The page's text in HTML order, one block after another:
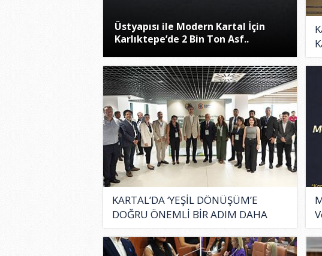
Üstyapısı ile Modern Kartal İçin
Karlıktepe’de 2 Bin Ton Asf..
KARTAL’DA ‘YEŞİL DÖNÜŞÜM’E
DOĞRU ÖNEMLİ BİR ADIM DAHA
ATILDI..